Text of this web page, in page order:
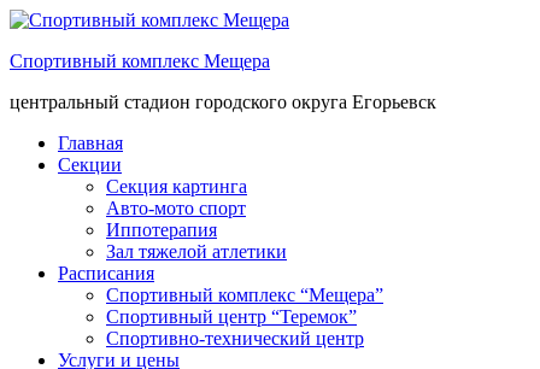
Спортивный комплекс Мещера
центральный стадион городского округа Егорьевск
Главная
Секции
Секция картинга
Авто-мото спорт
Иппотерапия
Зал тяжелой атлетики
Расписания
Спортивный комплекс “Мещера”
Спортивный центр “Теремок”
Спортивно-технический центр
Услуги и цены